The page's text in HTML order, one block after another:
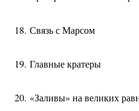
18. Связь с Марсом
19. Главные кратеры
20. «Заливы» на великих